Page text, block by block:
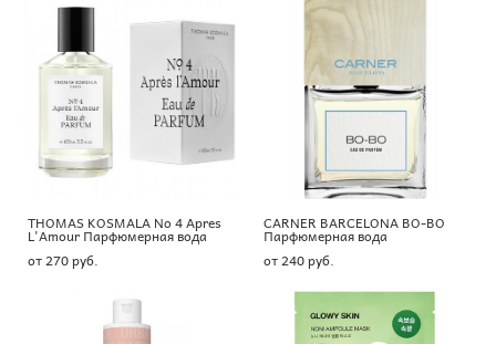
THOMAS KOSMALA No 4 Apres
L'Amour Парфюмерная вода
от 270 pуб.
CARNER BARCELONA BO-BO
Парфюмерная вода
от 240 pуб.